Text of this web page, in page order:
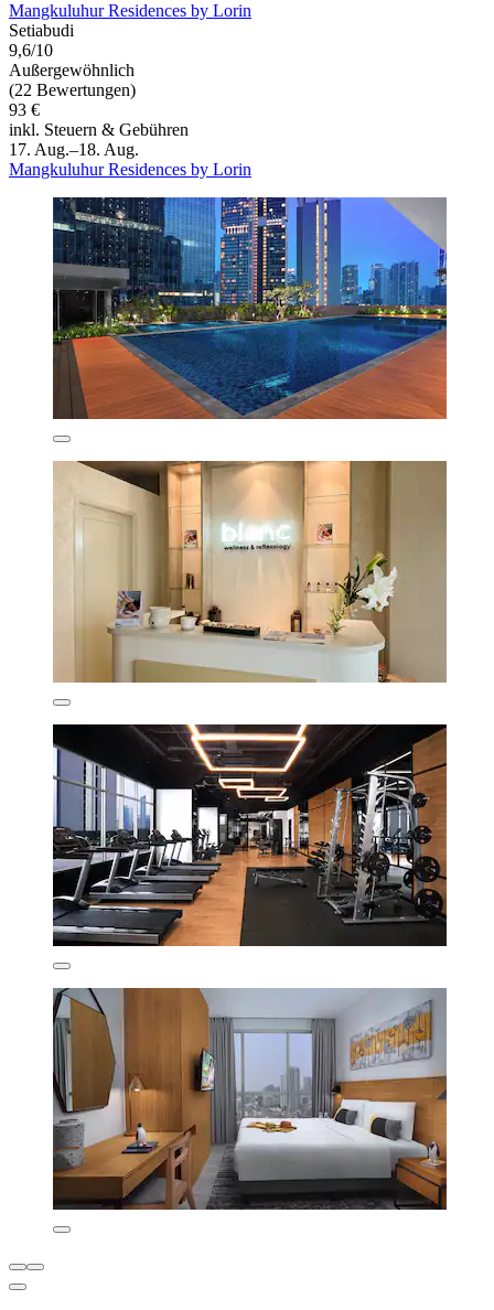
Mangkuluhur Residences by Lorin
Setiabudi
9,6/10
Außergewöhnlich
(22 Bewertungen)
93 €
inkl. Steuern & Gebühren
17. Aug.–18. Aug.
Mangkuluhur Residences by Lorin